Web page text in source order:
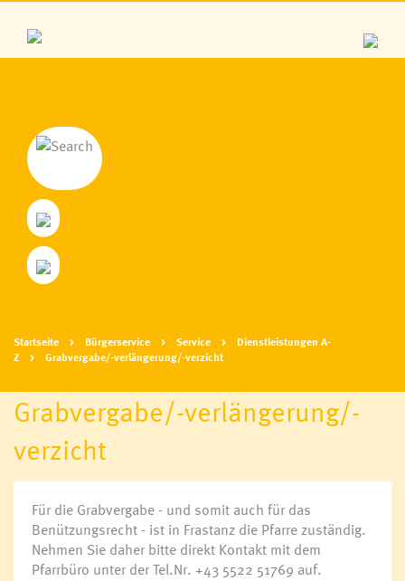
Dienstleistungen A-Z
Bürgermeldungen auf CITIES
Anträge, Formulare
Elektronischer Zustelldienst
Abgaben, Tarife, Gebühren
Gemeindeblatt, Impulse
WhatsApp-Service
Bürgermeister
Gemeindevorstand
Gemeindevertretung
Wahlen
Gemeindevertretungssitzungen
Startseite Bürgerservice Service
Dienstleistungen A-
Z
Grabvergabe/-verlängerung/-verzicht
Grabvergabe/-verlängerung/-
verzicht
Für die Grabvergabe - und somit auch für das
Benützungsrecht - ist in Frastanz die Pfarre zuständig.
Nehmen Sie daher bitte direkt Kontakt mit dem
Pfarrbüro unter der Tel.Nr. +43 5522 51769 auf.